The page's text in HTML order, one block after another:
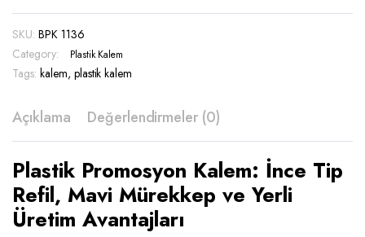
SKU: BPK 1136
Category:
Plastik Kalem
Tags: kalem, plastik kalem
Açıklama Değerlendirmeler (0)
Plastik Promosyon Kalem: İnce Tip
Refil, Mavi Mürekkep ve Yerli
Üretim Avantajları